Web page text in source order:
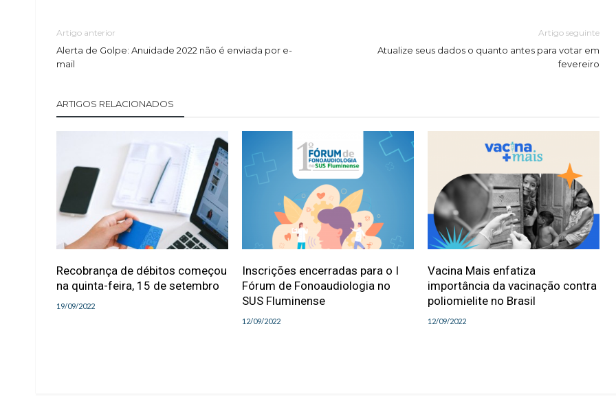
Artigo anterior
Alerta de Golpe: Anuidade 2022 não é enviada por e-
mail
Artigo seguinte
Atualize seus dados o quanto antes para votar em
fevereiro
ARTIGOS RELACIONADOS
Recobrança de débitos começou
na quinta-feira, 15 de setembro
19/09/2022
Inscrições encerradas para o I
Fórum de Fonoaudiologia no
SUS Fluminense
12/09/2022
Vacina Mais enfatiza
importância da vacinação contra
poliomielite no Brasil
12/09/2022